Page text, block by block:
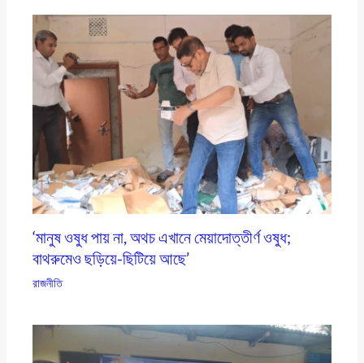
‘মানুষ ওষুধ পায় না, অথচ এখানে মেয়াদোত্তীর্ণ ওষুধ;
বাথরুমেও ছড়িয়ে-ছিটিয়ে আছে’
রাজনীতি